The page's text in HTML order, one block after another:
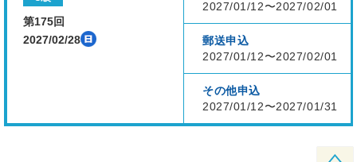
第175回
2027/02/28
2027/01/12〜2027/02/01
郵送申込
2027/01/12〜2027/02/01
その他申込
2027/01/12〜2027/01/31